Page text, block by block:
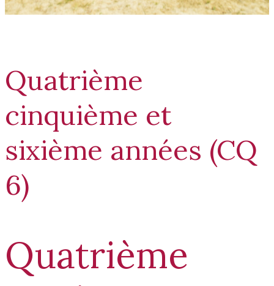
Quatrième
cinquième et
sixième années (CQ
6)
Quatrième